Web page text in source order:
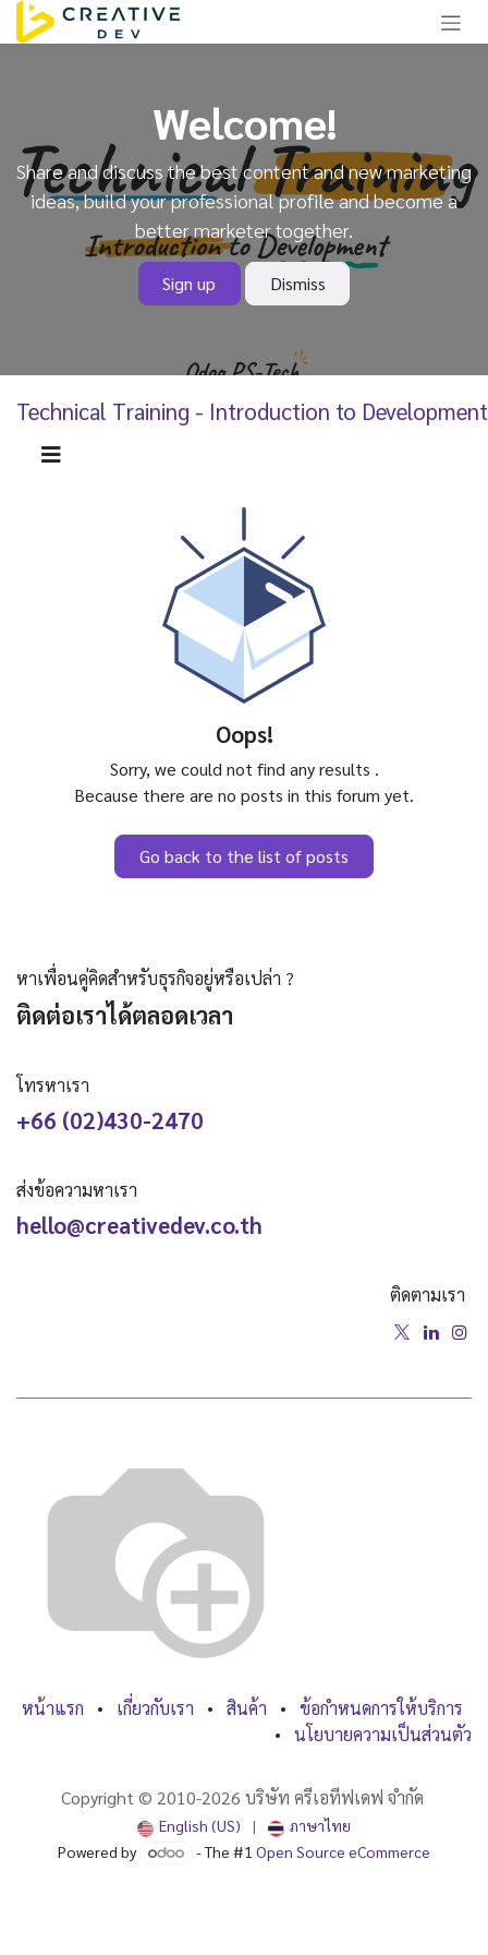
Skip to Content
Welcome!
Share and discuss the best content and new marketing
ideas, build your professional profile and become a
better marketer together.
Sign up Dismiss
Technical Training - Introduction to Development
Oops!
Sorry, we could not find any results .
Because there are no posts in this forum yet.
Go back to the list of posts
หาเพื่อนคู่คิดสำหรับธุรกิจอยู่หรือเปล่า ?
ติดต่อเราได้ตลอดเวลา
โทรหาเรา
+66 (02)430-2470
ส่งข้อความหาเรา
hello@creativedev.co.th
ติดตามเรา
หน้าแรก • เกี่ยวกับเรา • สินค้า •
ข้อกำหนดการให้บริการ
•
นโยบายความเป็นส่วนตัว
Copyright © 2010-2026 บริษัท ครีเอทีฟเดฟ จำกัด
English (US) |
ภาษาไทย
Powered by
- The #1 Open Source eCommerce